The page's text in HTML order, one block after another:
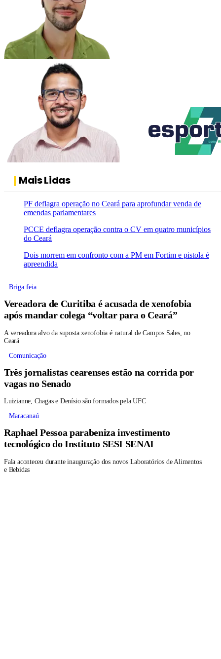
Mais Lidas
PF deflagra operação no Ceará para aprofundar venda de
emendas parlamentares
PCCE deflagra operação contra o CV em quatro municípios
do Ceará
Dois morrem em confronto com a PM em Fortim e pistola é
apreendida
Briga feia
Vereadora de Curitiba é acusada de xenofobia
após mandar colega “voltar para o Ceará”
A vereadora alvo da suposta xenofobia é natural de Campos Sales, no
Ceará
Comunicação
Três jornalistas cearenses estão na corrida por
vagas no Senado
Luizianne, Chagas e Denísio são formados pela UFC
Maracanaú
Raphael Pessoa parabeniza investimento
tecnológico do Instituto SESI SENAI
Fala aconteceu durante inauguração dos novos Laboratórios de Alimentos
e Bebidas